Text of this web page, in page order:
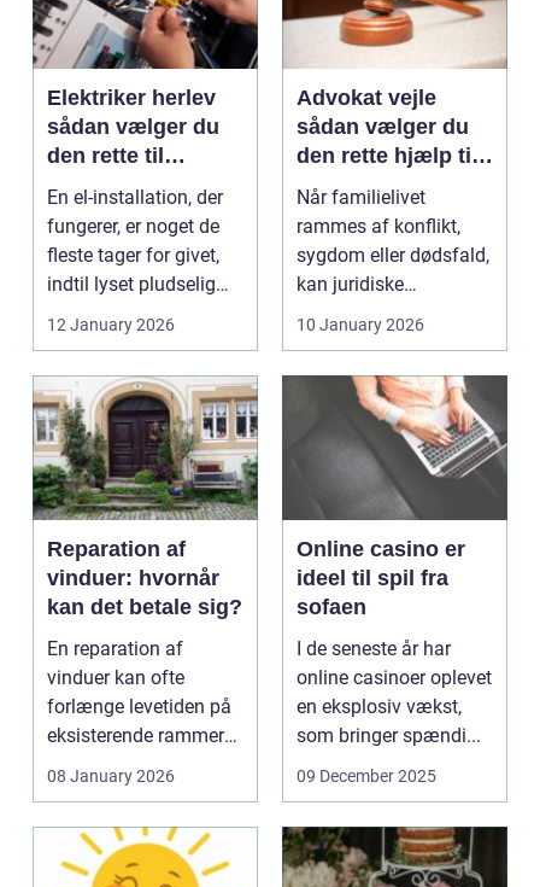
Elektriker herlev
sådan vælger du
den rette til
opgaven
En el-installation, der
fungerer, er noget de
fleste tager for givet,
indtil lyset pludselig
går, el...
12 January 2026
Advokat vejle
sådan vælger du
den rette hjælp til
familien
Når familielivet
rammes af konflikt,
sygdom eller dødsfald,
kan juridiske
spørgsmål hurtigt
10 January 2026
Reparation af
vinduer: hvornår
kan det betale sig?
En reparation af
vinduer kan ofte
forlænge levetiden på
eksisterende rammer
og glas med ...
08 January 2026
Online casino er
ideel til spil fra
sofaen
I de seneste år har
online casinoer oplevet
en eksplosiv vækst,
som bringer spændi...
09 December 2025